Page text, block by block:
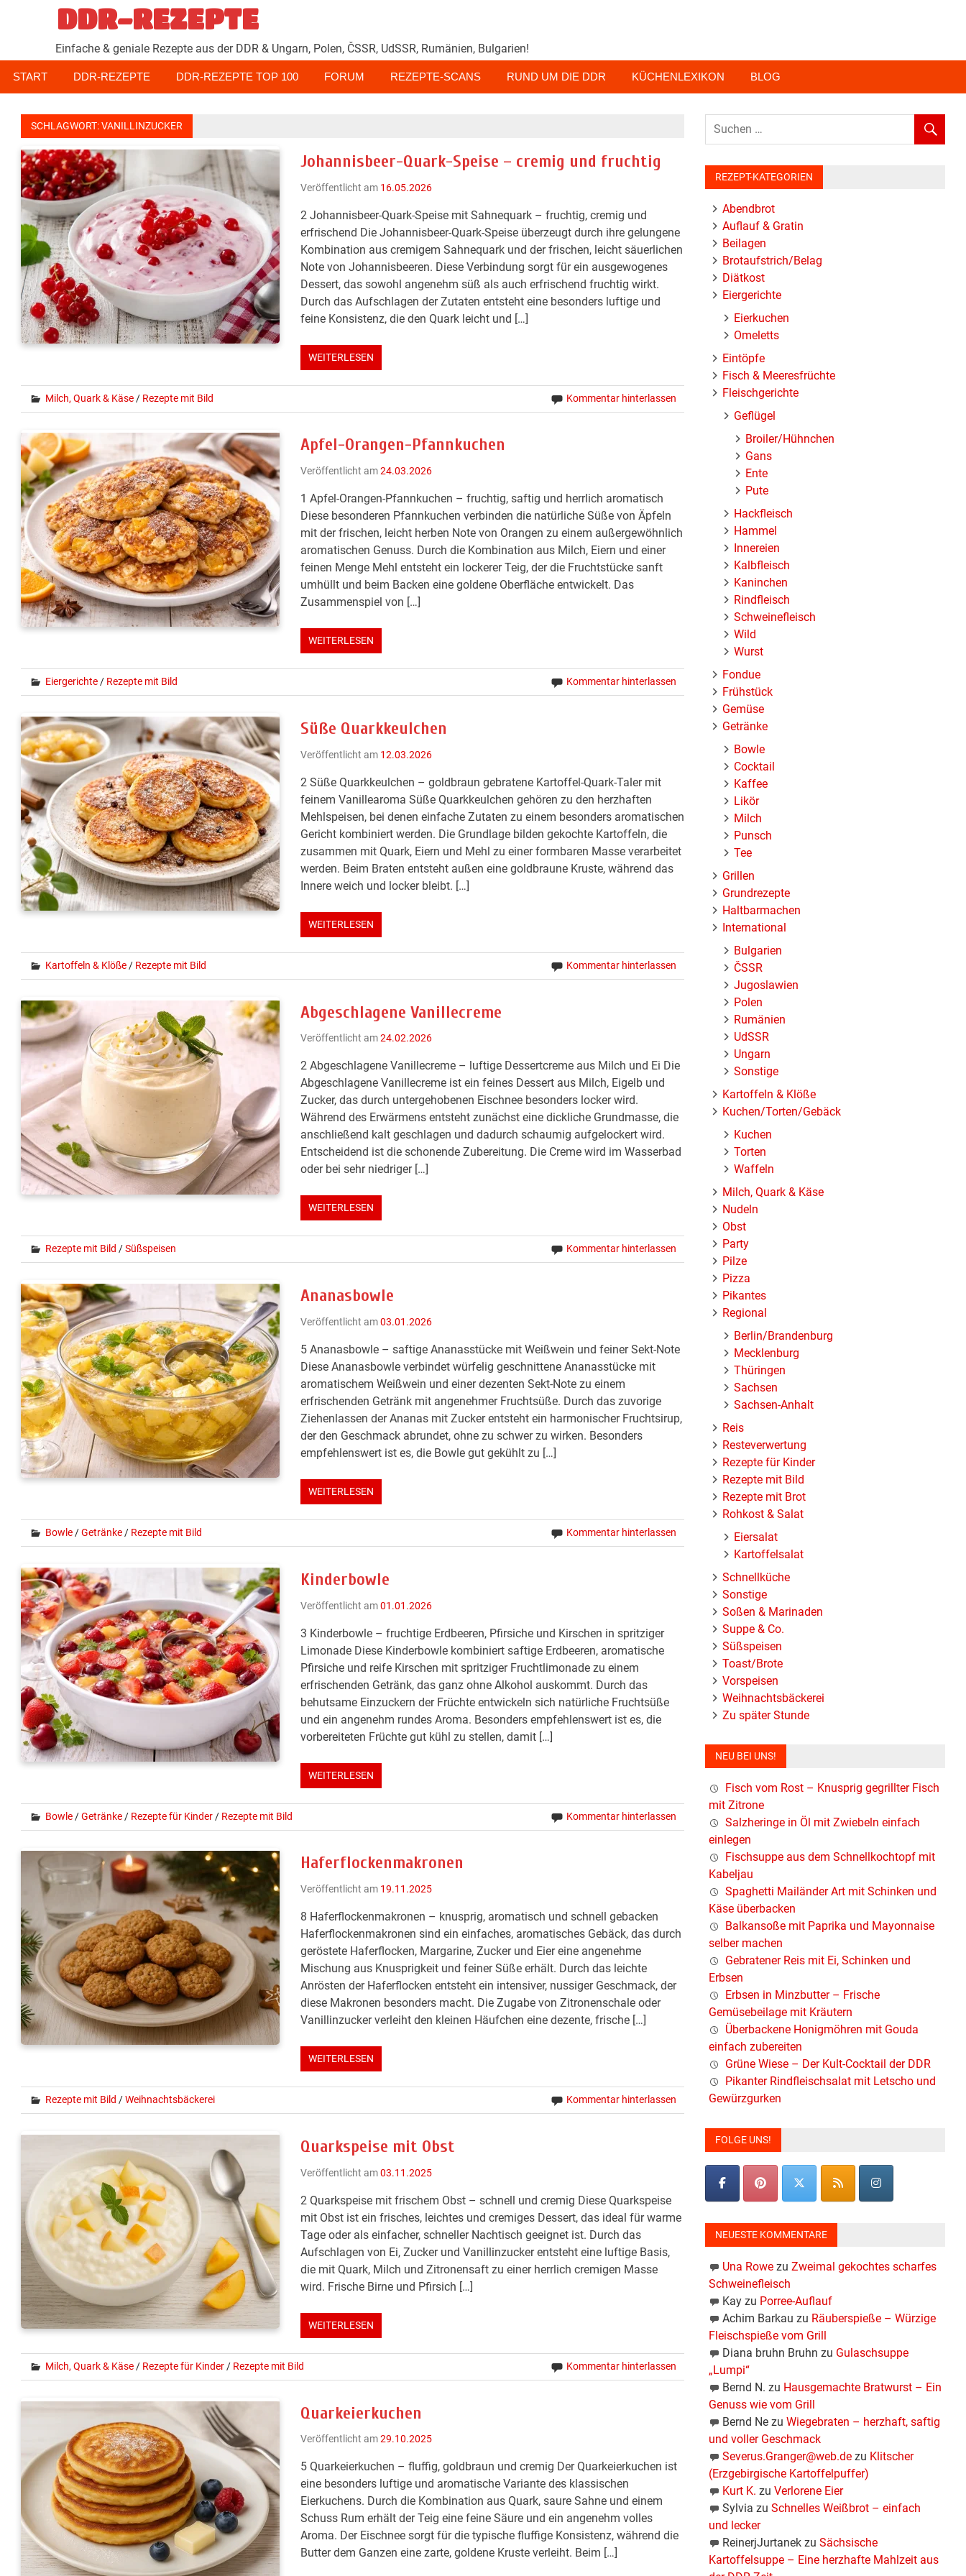
Zum
Inhalt
springen
DDR-REZEPTE
Einfache & geniale Rezepte aus der DDR & Ungarn, Polen, ČSSR, UdSSR, Rumänien, Bulgarien!
START DDR-REZEPTE DDR-REZEPTE TOP 100 FORUM REZEPTE-SCANS RUND UM DIE DDR KÜCHENLEXIKON BLOG
SCHLAGWORT:VANILLINZUCKER
Johannisbeer-Quark-Speise – cremig und fruchtig
Veröffentlicht am 16.05.2026
2 Johannisbeer-Quark-Speise mit Sahnequark – fruchtig, cremig und
erfrischend Die Johannisbeer-Quark-Speise überzeugt durch ihre gelungene
Kombination aus cremigem Sahnequark und der frischen, leicht säuerlichen
Note von Johannisbeeren. Diese Verbindung sorgt für ein ausgewogenes
Dessert, das sowohl angenehm süß als auch erfrischend fruchtig wirkt.
Durch das Aufschlagen der Zutaten entsteht eine besonders luftige und
feine Konsistenz, die den Quark leicht und […]
WEITERLESEN
Milch, Quark & Käse/ Rezepte mit Bild Kommentar hinterlassen
Apfel-Orangen-Pfannkuchen
Veröffentlicht am24.03.2026
1 Apfel-Orangen-Pfannkuchen – fruchtig, saftig und herrlich aromatisch
Diese besonderen Pfannkuchen verbinden die natürliche Süße von Äpfeln
mit der frischen, leicht herben Note von Orangen zu einem außergewöhnlich
aromatischen Genuss. Durch die Kombination aus Milch, Eiern und einer
feinen Menge Mehl entsteht ein lockerer Teig, der die Fruchtstücke sanft
umhüllt und beim Backen eine goldene Oberfläche entwickelt. Das
Zusammenspiel von […]
WEITERLESEN
Eiergerichte/ Rezepte mit Bild Kommentar hinterlassen
Süße Quarkkeulchen
Veröffentlicht am 12.03.2026
2 Süße Quarkkeulchen – goldbraun gebratene Kartoffel-Quark-Taler mit
feinem Vanillearoma Süße Quarkkeulchen gehören zu den herzhaften
Mehlspeisen, bei denen einfache Zutaten zu einem besonders aromatischen
Gericht kombiniert werden. Die Grundlage bilden gekochte Kartoffeln, die
zusammen mit Quark, Eiern und Mehl zu einer formbaren Masse verarbeitet
werden. Beim Braten entsteht außen eine goldbraune Kruste, während das
Innere weich und locker bleibt. […]
WEITERLESEN
Kartoffeln & Klöße/ Rezepte mit Bild Kommentar hinterlassen
Abgeschlagene Vanillecreme
Veröffentlicht am24.02.2026
2 Abgeschlagene Vanillecreme – luftige Dessertcreme aus Milch und Ei Die
Abgeschlagene Vanillecreme ist ein feines Dessert aus Milch, Eigelb und
Zucker, das durch untergehobenen Eischnee besonders locker wird.
Während des Erwärmens entsteht zunächst eine dickliche Grundmasse, die
anschließend kalt geschlagen und dadurch schaumig aufgelockert wird.
Entscheidend ist die schonende Zubereitung. Die Creme wird im Wasserbad
oder bei sehr niedriger […]
WEITERLESEN
Rezepte mit Bild /Süßspeisen Kommentar hinterlassen
Ananasbowle
Veröffentlicht am03.01.2026
5 Ananasbowle – saftige Ananasstücke mit Weißwein und feiner Sekt-Note
Diese Ananasbowle verbindet würfelig geschnittene Ananasstücke mit
aromatischem Weißwein und einer dezenten Sekt-Note zu einem
erfrischenden Getränk mit angenehmer Fruchtsüße. Durch das zuvorige
Ziehenlassen der Ananas mit Zucker entsteht ein harmonischer Fruchtsirup,
der den Geschmack abrundet, ohne zu schwer zu wirken. Besonders
empfehlenswert ist es, die Bowle gut gekühlt zu […]
WEITERLESEN
Bowle/Getränke/ Rezepte mit Bild Kommentar hinterlassen
Kinderbowle
Veröffentlicht am01.01.2026
3 Kinderbowle – fruchtige Erdbeeren, Pfirsiche und Kirschen in spritziger
Limonade Diese Kinderbowle kombiniert saftige Erdbeeren, aromatische
Pfirsiche und reife Kirschen mit spritziger Fruchtlimonade zu einem
erfrischenden Getränk, das ganz ohne Alkohol auskommt. Durch das
behutsame Einzuckern der Früchte entwickeln sich natürliche Fruchtsüße
und ein angenehm rundes Aroma. Besonders empfehlenswert ist es, die
vorbereiteten Früchte gut kühl zu stellen, damit […]
WEITERLESEN
Bowle/Getränke/ Rezepte für Kinder/ Rezepte mit Bild Kommentar hinterlassen
Haferflockenmakronen
Veröffentlicht am 19.11.2025
8 Haferflockenmakronen – knusprig, aromatisch und schnell gebacken
Haferflockenmakronen sind ein einfaches, aromatisches Gebäck, das durch
geröstete Haferflocken, Margarine, Zucker und Eier eine angenehme
Mischung aus Knusprigkeit und feiner Süße erhält. Durch das leichte
Anrösten der Haferflocken entsteht ein intensiver, nussiger Geschmack, der
diese Makronen besonders macht. Die Zugabe von Zitronenschale oder
Vanillinzucker verleiht den kleinen Häufchen eine dezente, frische […]
WEITERLESEN
Rezepte mit Bild /Weihnachtsbäckerei Kommentar hinterlassen
Quarkspeise mit Obst
Veröffentlicht am03.11.2025
2 Quarkspeise mit frischem Obst – schnell und cremig Diese Quarkspeise
mit Obst ist ein frisches, leichtes und cremiges Dessert, das ideal für warme
Tage oder als einfacher, schneller Nachtisch geeignet ist. Durch das
Aufschlagen von Ei, Zucker und Vanillinzucker entsteht eine luftige Basis,
die mit Quark, Milch und Zitronensaft zu einer herrlich cremigen Masse
wird. Frische Birne und Pfirsich […]
WEITERLESEN
Milch, Quark & Käse/ Rezepte für Kinder/ Rezepte mit Bild Kommentar hinterlassen
Quarkeierkuchen
Veröffentlicht am29.10.2025
5 Quarkeierkuchen – fluffig, goldbraun und cremig Der Quarkeierkuchen ist
eine besonders luftige und aromatische Variante des klassischen
Eierkuchens. Durch die Kombination aus Quark, saure Sahne und einem
Schuss Rum erhält der Teig eine feine Säure und ein angenehm volles
Aroma. Der Eischnee sorgt für die typische fluffige Konsistenz, während die
Butter dem Ganzen eine zarte, goldene Kruste verleiht. Beim […]
REZEPT-KATEGORIEN
Abendbrot
Auflauf & Gratin
Beilagen
Brotaufstrich/Belag
Diätkost
Eiergerichte
Eierkuchen
Omeletts
Eintöpfe
Fisch & Meeresfrüchte
Fleischgerichte
Geflügel
Broiler/Hühnchen
Gans
Ente
Pute
Hackfleisch
Hammel
Innereien
Kalbfleisch
Kaninchen
Rindfleisch
Schweinefleisch
Wild
Wurst
Fondue
Frühstück
Gemüse
Getränke
Bowle
Cocktail
Kaffee
Likör
Milch
Punsch
Tee
Grillen
Grundrezepte
Haltbarmachen
International
Bulgarien
ČSSR
Jugoslawien
Polen
Rumänien
UdSSR
Ungarn
Sonstige
Kartoffeln & Klöße
Kuchen/Torten/Gebäck
Kuchen
Torten
Waffeln
Milch, Quark & Käse
Nudeln
Obst
Party
Pilze
Pizza
Pikantes
Regional
Berlin/Brandenburg
Mecklenburg
Thüringen
Sachsen
Sachsen-Anhalt
Reis
Resteverwertung
Rezepte für Kinder
Rezepte mit Bild
Rezepte mit Brot
Rohkost & Salat
Eiersalat
Kartoffelsalat
Schnellküche
Sonstige
Soßen & Marinaden
Suppe & Co.
Süßspeisen
Toast/Brote
Vorspeisen
Weihnachtsbäckerei
Zu später Stunde
NEU BEI UNS!
Fisch vom Rost – Knusprig gegrillter Fisch
mit Zitrone
Salzheringe in Öl mit Zwiebeln einfach
einlegen
Fischsuppe aus dem Schnellkochtopf mit
Kabeljau
Spaghetti Mailänder Art mit Schinken und
Käse überbacken
Balkansoße mit Paprika und Mayonnaise
selber machen
Gebratener Reis mit Ei, Schinken und
Erbsen
Erbsen in Minzbutter – Frische
Gemüsebeilage mit Kräutern
Überbackene Honigmöhren mit Gouda
einfach zubereiten
Grüne Wiese – Der Kult-Cocktail der DDR
Pikanter Rindfleischsalat mit Letscho und
Gewürzgurken
FOLGE UNS!
NEUESTE KOMMENTARE
Una Rowezu Zweimal gekochtes scharfes
Schweinefleisch
Kayzu Porree-Auflauf
Achim Barkau zu Räuberspieße – Würzige
Fleischspieße vom Grill
Diana bruhn Bruhn zu Gulaschsuppe
„Lumpi“
Bernd N. zu Hausgemachte Bratwurst – Ein
Genuss wie vom Grill
Bernd Nezu Wiegebraten – herzhaft, saftig
und voller Geschmack
Severus.Granger@web.dezu Klitscher
(Erzgebirgische Kartoffelpuffer)
Kurt K. zu Verlorene Eier
Sylvia zu Schnelles Weißbrot – einfach
und lecker
ReinerjJurtanekzu Sächsische
Kartoffelsuppe – Eine herzhafte Mahlzeit aus